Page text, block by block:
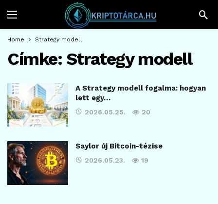
Home Strategy modell
Címke: Strategy modell
A Strategy modell fogalma: hogyan
lett egy…
2026.05.25. 20
Saylor új Bitcoin-tézise
2026.05.23. 19